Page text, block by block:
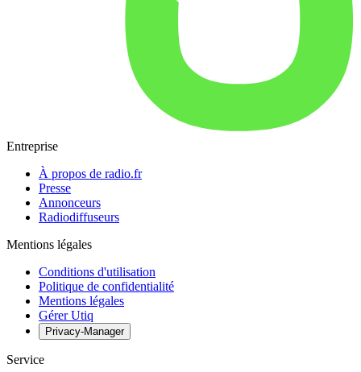
Entreprise
À propos de radio.fr
Presse
Annonceurs
Radiodiffuseurs
Mentions légales
Conditions d'utilisation
Politique de confidentialité
Mentions légales
Gérer Utiq
Privacy-Manager
Service